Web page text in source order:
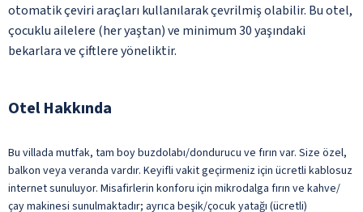
otomatik çeviri araçları kullanılarak çevrilmiş olabilir. Bu otel,
çocuklu ailelere (her yaştan) ve minimum 30 yaşındaki
bekarlara ve çiftlere yöneliktir.
Otel Hakkında
Bu villada mutfak, tam boy buzdolabı/dondurucu ve fırın var. Size özel,
balkon veya veranda vardır. Keyifli vakit geçirmeniz için ücretli kablosuz
internet sunuluyor. Misafirlerin konforu için mikrodalga fırın ve kahve/
çay makinesi sunulmaktadır; ayrıca beşik/çocuk yatağı (ücretli)